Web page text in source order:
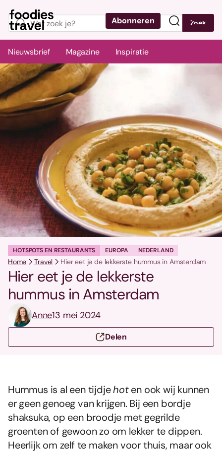
Abonneren Zoek
Nieuwsbrief Magazine Inspiratie
HOTSPOTS EN RESTAURANTS EUROPA NEDERLAND
Home Travel Hier eet je de lekkerste hummus in Amsterdam
Hier eet je de lekkerste
hummus in Amsterdam
Anne13 mei 2024
Delen
Hummus is al een tijdjehoten ook wij kunnen
er geen genoeg van krijgen. Bij een bordje
shaksuka, op een broodje met gegrilde
groenten of gewoon zo om lekker te dippen.
Heerlijk om zelf te maken voor thuis, maar ook